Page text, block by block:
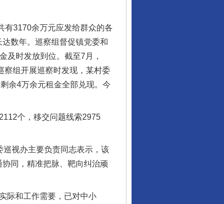
3170余万元应发给群众的各
数年。巡察组督促镇党委和
及时发放到位。截至7月，
察组开展巡察时发现，某村委
余4万余元租金全部兑现。今
个，移交问题线索2975
视办主要负责同志表示，该
同，精准把脉、靶向纠治顽
际和工作需要，已对中小
行业协会接连发公告